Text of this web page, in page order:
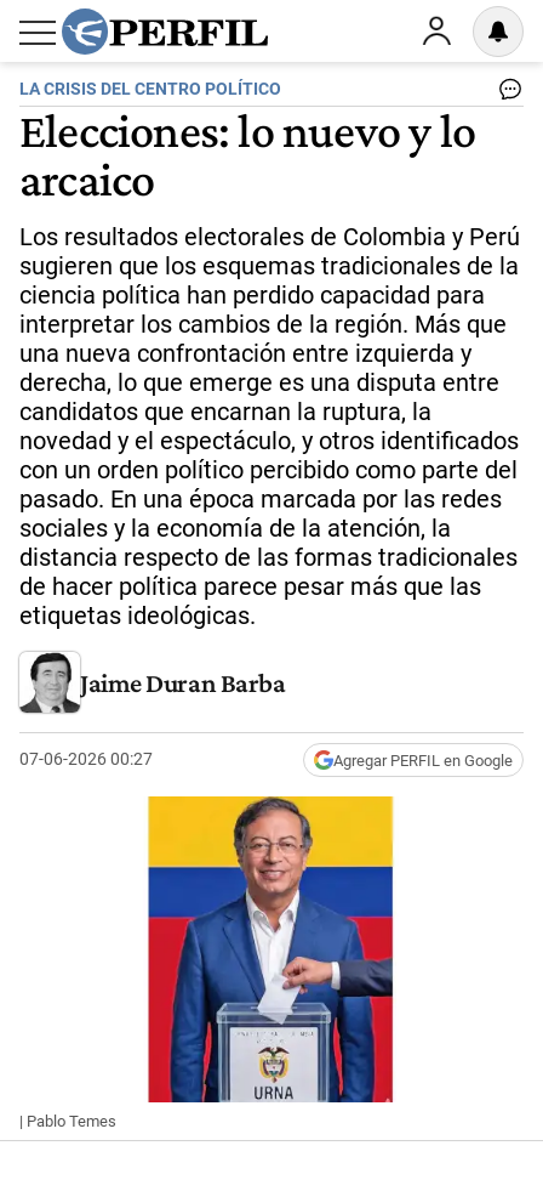
LA CRISIS DEL CENTRO POLÍTICO
Elecciones: lo nuevo y lo
arcaico
Los resultados electorales de Colombia y Perú
sugieren que los esquemas tradicionales de la
ciencia política han perdido capacidad para
interpretar los cambios de la región. Más que
una nueva confrontación entre izquierda y
derecha, lo que emerge es una disputa entre
candidatos que encarnan la ruptura, la
novedad y el espectáculo, y otros identificados
con un orden político percibido como parte del
pasado. En una época marcada por las redes
sociales y la economía de la atención, la
distancia respecto de las formas tradicionales
de hacer política parece pesar más que las
etiquetas ideológicas.
Jaime Duran Barba
07-06-2026 00:27 Agregar PERFIL en Google
| Pablo Temes